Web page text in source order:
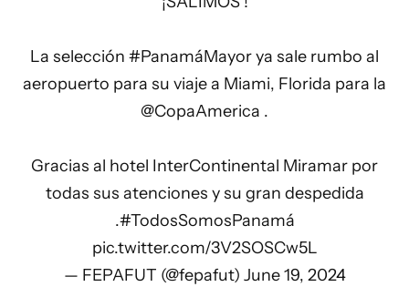
La selección #PanamáMayorya sale rumbo al
aeropuerto para su viaje a Miami, Florida para la
@CopaAmerica .
Gracias al hotel InterContinental Miramar por
todas sus atenciones y su gran despedida
.#TodosSomosPanamá
pic.twitter.com/3V2SOSCw5L
— FEPAFUT (@fepafut) June 19, 2024